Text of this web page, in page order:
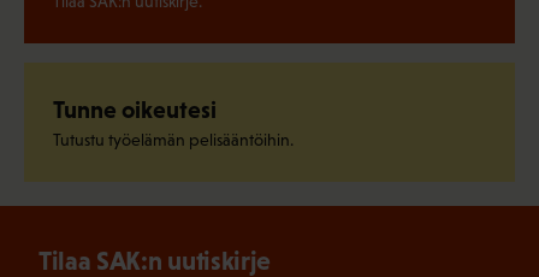
Tunne oikeutesi
Tutustu työelämän pelisääntöihin.
Tilaa SAK:n uutiskirje